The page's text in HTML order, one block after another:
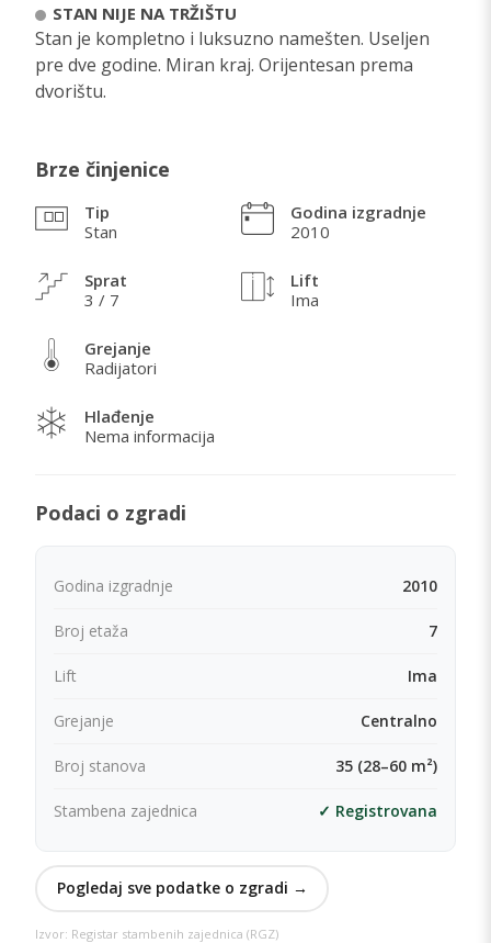
STAN NIJE NA TRŽIŠTU
Stan je kompletno i luksuzno namešten. Useljen
pre dve godine. Miran kraj. Orijentesan prema
dvorištu.
Brze činjenice
Tip
Stan
Sprat
3 / 7
Godina izgradnje
2010
Lift
Ima
Grejanje
Radijatori
Hlađenje
Nema informacija
Podaci o zgradi
Godina izgradnje 2010
Broj etaža 7
Lift Ima
Grejanje Centralno
Broj stanova 35 (28–60 m²)
Stambena zajednica ✓ Registrovana
Pogledaj sve podatke o zgradi →
Izvor: Registar stambenih zajednica (RGZ)